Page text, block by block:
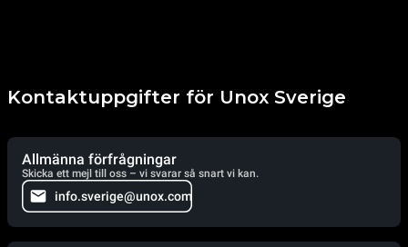
Kontaktuppgifter för Unox Sverige
Allmänna förfrågningar
Skicka ett mejl till oss – vi svarar så snart vi kan.
info.sverige@unox.com